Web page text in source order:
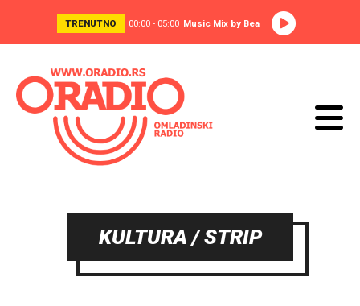
TRENUTNO 00:00 - 05:00 Music Mix by Bea
KULTURA / STRIP